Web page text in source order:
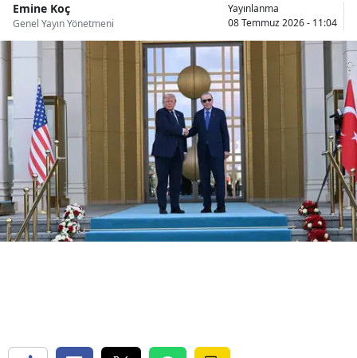
Burdur
Bursa
Çanakkale
Çankırı
Çorum
Denizli
Diyarbakır
Emine Koç
Genel Yayın Yönetmeni
Yayınlanma
08 Temmuz 2026 - 11:04